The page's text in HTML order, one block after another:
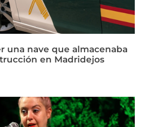
una nave que almacenaba
en Madridejos